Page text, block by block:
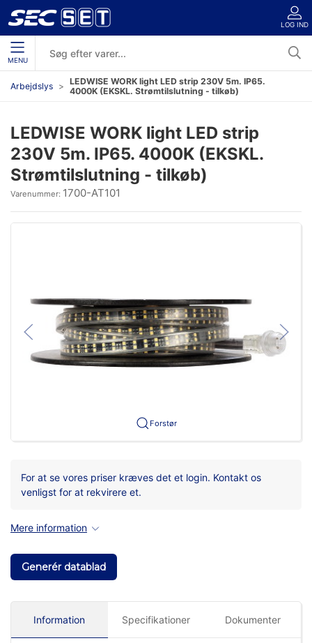
LOG IND
MENU
Arbejdslys
LEDWISE WORK light LED strip 230V 5m. IP65.
4000K (EKSKL. Strømtilslutning - tilkøb)
LEDWISE WORK light LED strip
230V 5m. IP65. 4000K (EKSKL.
Strømtilslutning - tilkøb)
Varenummer: 1700-AT101
Forstør
For at se vores priser kræves det et login. Kontakt os
venligst for at rekvirere et.
Mere information
Generér datablad
Information Specifikationer Dokumenter